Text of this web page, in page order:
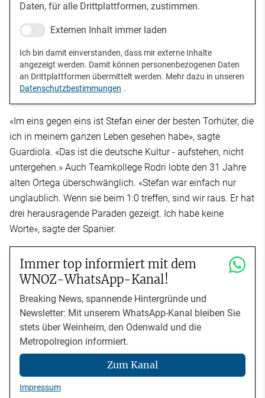
Daten, für alle Drittplattformen, zustimmen.
Externen Inhalt immer laden
Ich bin damit einverstanden, dass mir externe Inhalte
angezeigt werden. Damit können personenbezogenen Daten
an Drittplattformen übermittelt werden. Mehr dazu in unseren
Datenschutzbestimmungen .
«Im eins gegen eins ist Stefan einer der besten Torhüter, die
ich in meinem ganzen Leben gesehen habe», sagte
Guardiola. «Das ist die deutsche Kultur - aufstehen, nicht
untergehen.» Auch Teamkollege Rodri lobte den 31 Jahre
alten Ortega überschwänglich. «Stefan war einfach nur
unglaublich. Wenn sie beim 1:0 treffen, sind wir raus. Er hat
drei herausragende Paraden gezeigt. Ich habe keine
Worte», sagte der Spanier.
Immer top informiert mit dem
WNOZ-WhatsApp-Kanal!
Breaking News, spannende Hintergründe und
Newsletter: Mit unserem WhatsApp-Kanal bleiben Sie
stets über Weinheim, den Odenwald und die
Metropolregion informiert.
Zum Kanal
Impressum